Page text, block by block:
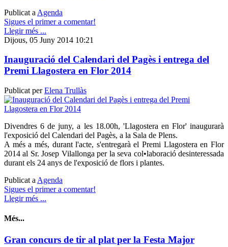
Publicat a Agenda
Sigues el primer a comentar!
Llegir més ...
Dijous, 05 Juny 2014 10:21
Inauguració del Calendari del Pagès i entrega del
Premi Llagostera en Flor 2014
Publicat perElena Trullàs
Divendres 6 de juny, a les 18.00h, 'Llagostera en Flor' inaugurarà
l'exposició del Calendari del Pagès, a la Sala de Plens.
A més a més, durant l'acte, s'entregarà el Premi Llagostera en Flor
2014 al Sr. Josep Vilallonga per la seva col•laboració desinteressada
durant els 24 anys de l'exposició de flors i plantes.
Publicat a Agenda
Sigues el primer a comentar!
Llegir més ...
Més...
Gran concurs de tir al plat per la Festa Major